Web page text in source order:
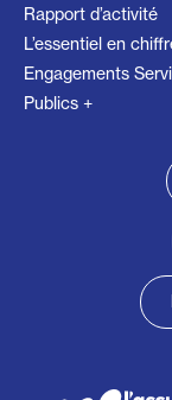
Rapport d’activité
L’essentiel en
Engagements
Publics +